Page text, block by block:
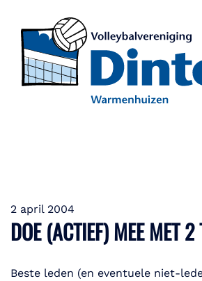
2 april 2004
DOE (ACTIEF) MEE MET 2
Beste leden (en eventuele niet-